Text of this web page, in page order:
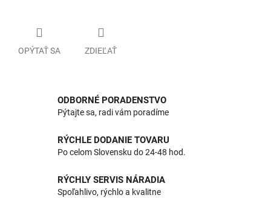
OPÝTAŤ SA ZDIEĽAŤ
ODBORNÉ PORADENSTVO
Pýtajte sa, radi vám poradíme
RÝCHLE DODANIE TOVARU
Po celom Slovensku do 24-48 hod.
RÝCHLY SERVIS NÁRADIA
Spoľahlivo, rýchlo a kvalitne